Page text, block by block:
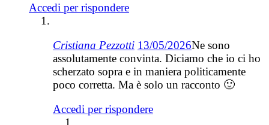
Accedi per rispondere
Cristiana Pezzotti 13/05/2026Ne sono
assolutamente convinta. Diciamo che io ci ho
scherzato sopra e in maniera politicamente
poco corretta. Ma è solo un racconto 🙂
Accedi per rispondere